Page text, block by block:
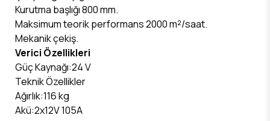
Kurutma başlığı 800 mm.
Maksimum teorik performans 2000 m²/saat.
Mekanik çekiş.
Verici Özellikleri
Güç Kaynağı:24 V
Teknik Özellikler
Ağırlık:116 kg
Akü:2x12V 105A